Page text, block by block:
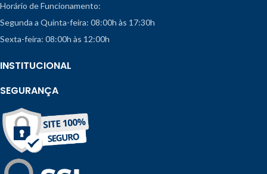
Horário de Funcionamento:
Segunda a Quinta-feira: 08:00h às 17:30h
Sexta-feira: 08:00h às 12:00h
INSTITUCIONAL
SEGURANÇA